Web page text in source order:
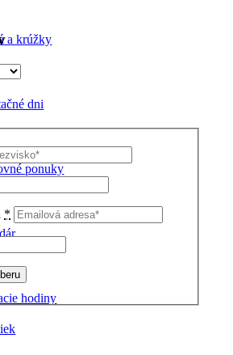
a krúžky
dni
ponuky
hodiny
*